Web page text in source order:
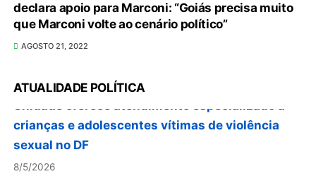
declara apoio para Marconi: “Goiás precisa muito
que Marconi volte ao cenário político”
AGOSTO 21, 2022
ATUALIDADE POLÍTICA
Autoridades celebram legado de Augusto
Nardes em jantar em Brasília
Unidade oferece atendimento especializado a
sexual no DF
8/5/2026
Planaltina terá reforço de ônibus para a 6ª Feira